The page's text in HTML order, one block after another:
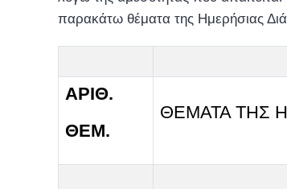
παρακάτω θέματα της Ημερήσιας
ΑΡΙΘ.
ΘΕΜ.
ΘΕΜΑΤΑ ΤΗΣ